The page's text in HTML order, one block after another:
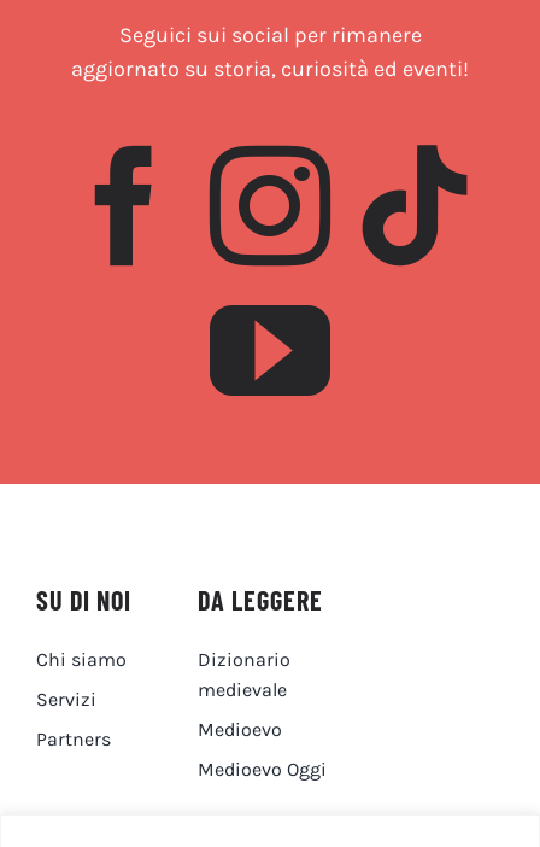
Seguici sui social per rimanere
aggiornato su storia, curiosità ed eventi!
SU DI NOI
Chi siamo
Servizi
Partners
DA LEGGERE
Dizionario
medievale
Medioevo
Medioevo Oggi